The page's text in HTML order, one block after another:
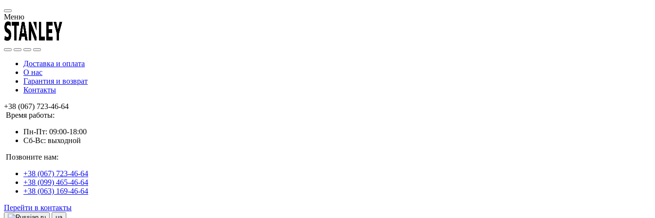
Меню
Доставка и оплата
О нас
Гарантия и возврат
Контакты
+38 (067) 723-46-64
Время работы:
Пн-Пт: 09:00-18:00
Сб-Вс: выходной
Позвоните нам:
+38 (067) 723-46-64
+38 (099) 465-46-64
+38 (063) 169-46-64
Перейти в контакты